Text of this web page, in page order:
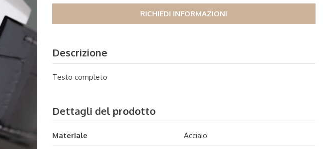
RICHIEDI INFORMAZIONI
Descrizione
Testo completo
Dettagli del prodotto
Materiale
Acciaio